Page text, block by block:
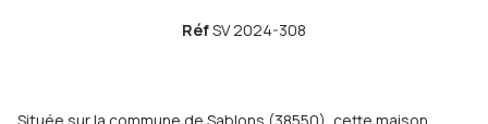
RéfSV 2024-308